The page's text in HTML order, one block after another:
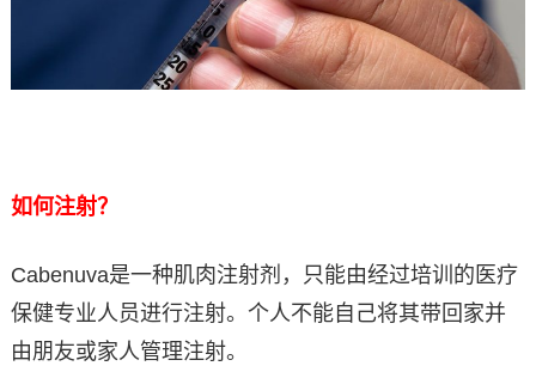
如何注射？
Cabenuva是一种肌肉注射剂，只能由经过培训的医疗
保健专业人员进行注射。个人不能自己将其带回家并
由朋友或家人管理注射。